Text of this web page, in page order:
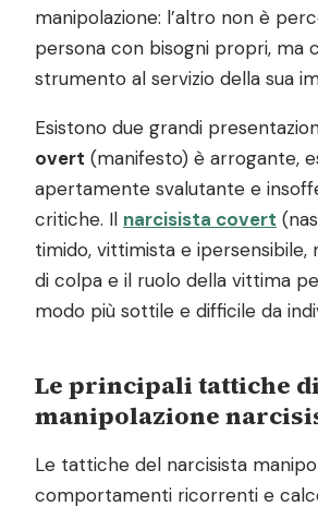
manipolazione: l’altro non è
persona con bisogni propri, ma
strumento al servizio della sua
Esistono due grandi
overt (manifesto) è arrogante,
apertamente svalutante e
critiche. Il narcisista covert
timido, vittimista e ipersensibile,
di colpa e il ruolo della vittima
modo più sottile e difficile da
Le principali tattiche
manipolazione
Le tattiche del narcisista
comportamenti ricorrenti e